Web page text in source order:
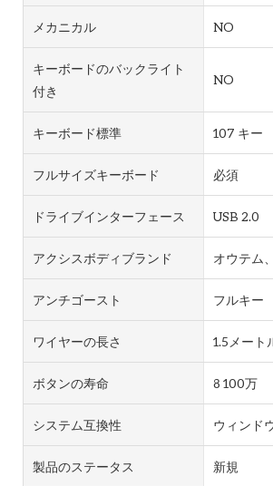
メカニカル NO
キーボードのバックライト
付き
NO
キーボード標準 107 キー
フルサイズキーボード 必須
ドライブインターフェース USB 2.0
アクシスボディブランド オウテム
アンチゴースト フルキー
ワイヤーの長さ 1.5メート
ボタンの寿命 8 100万
システム互換性 ウィンド
製品のステータス 新規